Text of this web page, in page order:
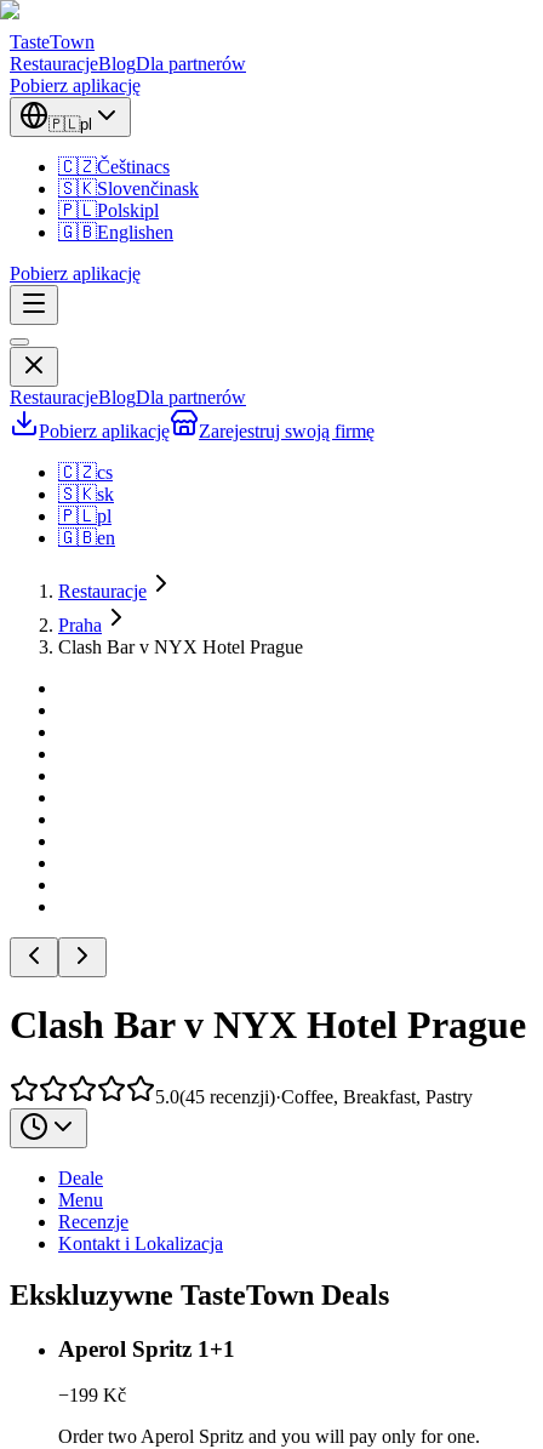
TasteTown
RestauracjeBlogDla partnerów
Pobierz aplikację
🇵🇱pl
🇨🇿Češtinacs
🇸🇰Slovenčinask
🇵🇱Polskipl
🇬🇧Englishen
Pobierz aplikację
RestauracjeBlogDla partnerów
Pobierz aplikację
Zarejestruj swoją firmę
🇨🇿cs
🇸🇰sk
🇵🇱pl
🇬🇧en
Restauracje
Praha
Clash Bar v NYX Hotel Prague
Clash Bar v NYX Hotel Prague
5.0(45 recenzji)·Coffee, Breakfast, Pastry
Deale
Menu
Recenzje
Kontakt i Lokalizacja
Ekskluzywne TasteTown Deals
Aperol Spritz 1+1
−199 Kč
Order two Aperol Spritz and you will pay only for one.